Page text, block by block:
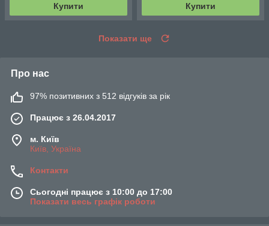
Купити Купити
Показати ще
Про нас
97% позитивних з 512 відгуків за рік
Працює з 26.04.2017
м. Київ
Київ, Україна
Контакти
Сьогодні працює з 10:00 до 17:00
Показати весь графік роботи